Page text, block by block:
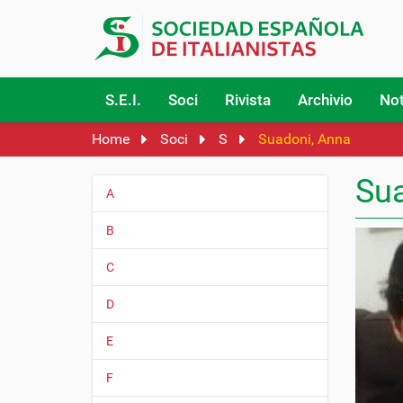
S.E.I. Soci Rivista Archivio
Home Soci S Suadoni, Anna
N
i
g
a
z
i
o
A
B
C
D
E
F